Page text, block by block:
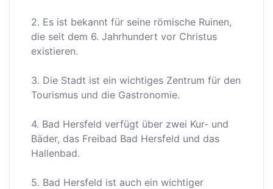
2. Es ist bekannt für seine römische Ruinen,
die seit dem 6. Jahrhundert vor Christus
existieren.
3. Die Stadt ist ein wichtiges Zentrum für den
Tourismus und die Gastronomie.
4. Bad Hersfeld verfügt über zwei Kur- und
Bäder, das Freibad Bad Hersfeld und das
Hallenbad.
5. Bad Hersfeld ist auch ein wichtiger